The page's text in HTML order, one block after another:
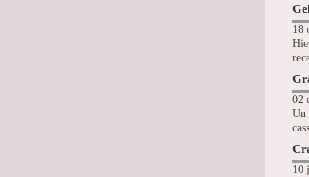
18
02
Un
10